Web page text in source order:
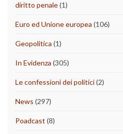
diritto penale(1)
Euro ed Unione europea (106)
Geopolitica (1)
In Evidenza (305)
Le confessioni dei politici(2)
News (297)
Poadcast (8)